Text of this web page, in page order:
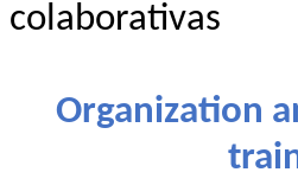
colaborativas
Organization